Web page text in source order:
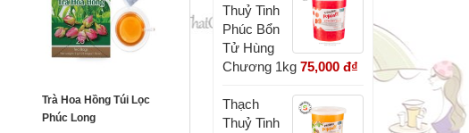
Trà Hoa Hồng Túi Lọc
Phúc Long
Thuỷ Tinh
Phúc Bổn
Tử Hùng
Chương 1kg 75,000 đ₫
Thạch
Thuỷ Tinh